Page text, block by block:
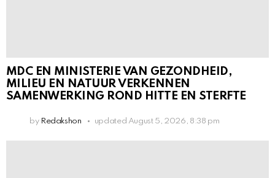
MDC EN MINISTERIE VAN GEZONDHEID,
MILIEU EN NATUUR VERKENNEN
SAMENWERKING ROND HITTE EN STERFTE
by Redakshon updated August 5, 2026, 8:38 pm